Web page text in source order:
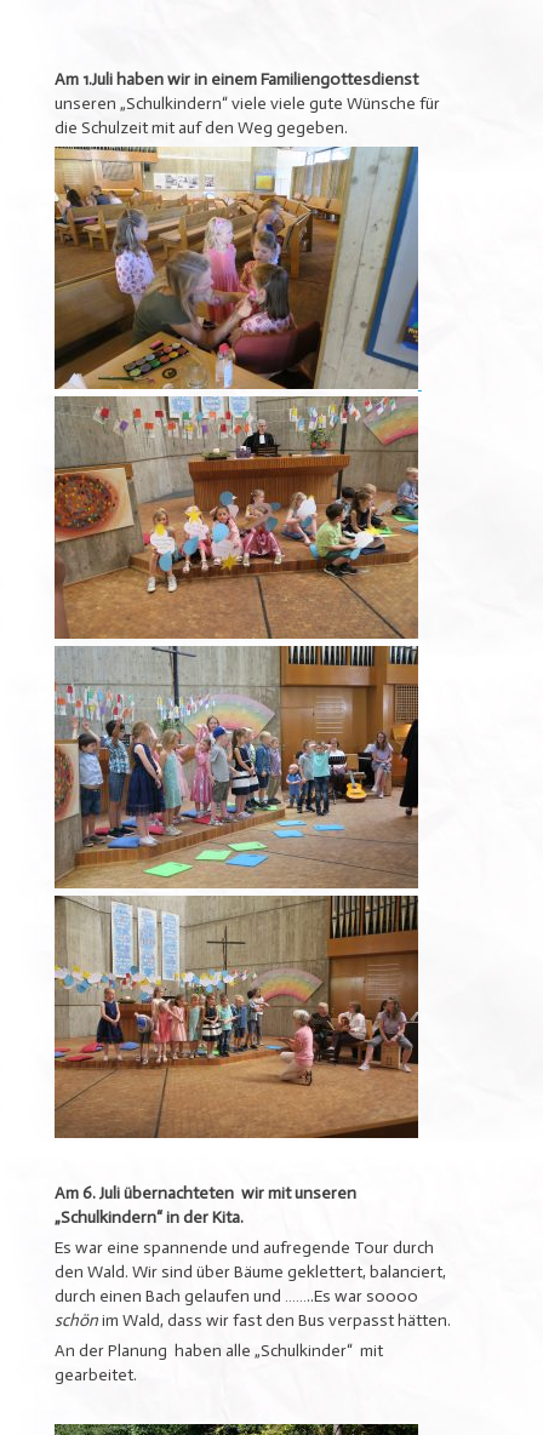
Am 1.Juli haben wir in einem Familiengottesdienst
unseren „Schulkindern“ viele viele gute Wünsche für
die Schulzeit mit auf den Weg gegeben.
Am 6. Juli übernachteten wir mit unseren
„Schulkindern“ in der Kita.
Es war eine spannende und aufregende Tour durch
den Wald. Wir sind über Bäume geklettert, balanciert,
durch einen Bach gelaufen und ……..Es war soooo
schönim Wald, dass wir fast den Bus verpasst hätten.
An der Planung haben alle „Schulkinder“ mit
gearbeitet.